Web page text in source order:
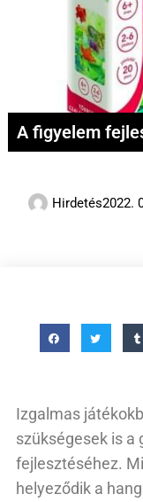
A figyelem
Hirdetés2022.
Izgalmas
szükségesek is a
fejlesztéséhez.
helyeződik a